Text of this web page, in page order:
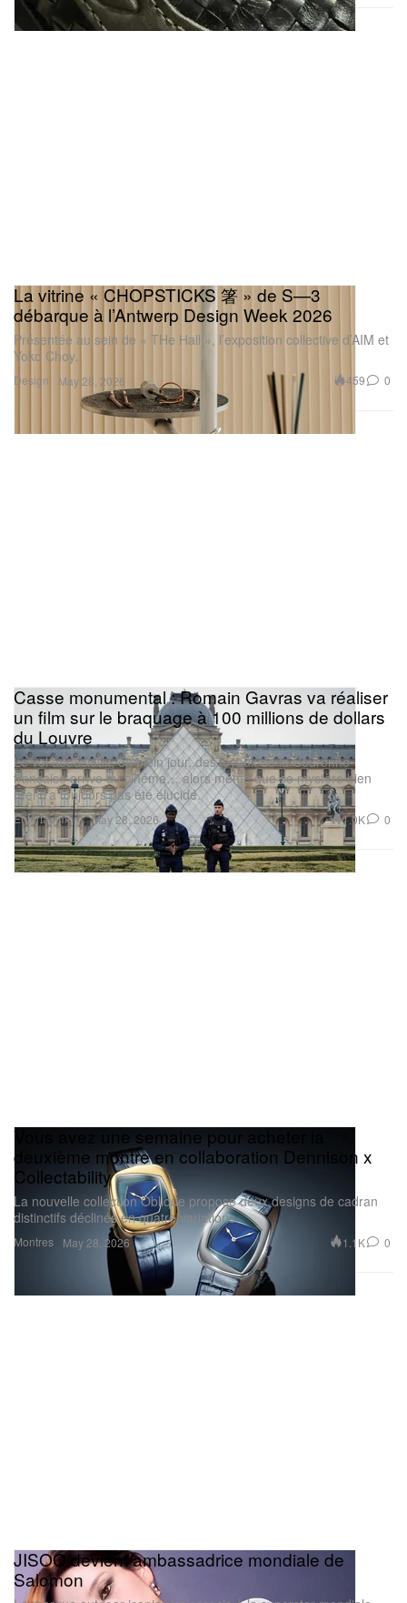
Design
La vitrine « CHOPSTICKS 箸 » de S—3
débarque à l’Antwerp Design Week 2026
Présentée au sein de « THe Hall », l’exposition collective d’AIM et
Yoko Choy.
May 28, 2026 459 0
Entertainment
Casse monumental : Romain Gavras va réaliser
un film sur le braquage à 100 millions de dollars
du Louvre
Le vol audacieux, en plein jour, des joyaux de la Couronne
française arrive au cinéma… alors même que ce mystère bien
réel n’a toujours pas été élucidé.
May 28, 2026 1.0K 0
Montres
Vous avez une semaine pour acheter la
deuxième montre en collaboration Dennison x
Collectability
La nouvelle collection Oblique propose deux designs de cadran
distinctifs déclinés en quatre variations.
May 28, 2026 1.1K 0
JISOO devient ambassadrice mondiale de
Salomon